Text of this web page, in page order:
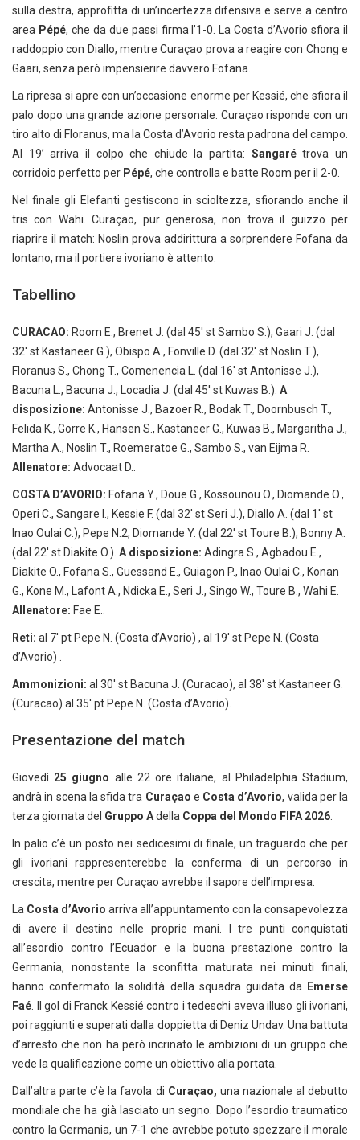
sulla destra, approfitta di un’incertezza difensiva e serve a centro
area Pépé, che da due passi firma l’1-0. La Costa d’Avorio sfiora il
raddoppio con Diallo, mentre Curaçao prova a reagire con Chong e
Gaari, senza però impensierire davvero Fofana.
La ripresa si apre con un’occasione enorme per Kessié, che sfiora il
palo dopo una grande azione personale. Curaçao risponde con un
tiro alto di Floranus, ma la Costa d’Avorio resta padrona del campo.
Al 19’ arriva il colpo che chiude la partita: Sangarétrova un
corridoio perfetto per Pépé, che controlla e batte Room per il 2-0.
Nel finale gli Elefanti gestiscono in scioltezza, sfiorando anche il
tris con Wahi. Curaçao, pur generosa, non trova il guizzo per
riaprire il match: Noslin prova addirittura a sorprendere Fofana da
lontano, ma il portiere ivoriano è attento.
Tabellino
CURACAO: Room E., Brenet J. (dal 45′ st Sambo S.), Gaari J. (dal
32′ st Kastaneer G.), Obispo A., Fonville D. (dal 32′ st Noslin T.),
Floranus S., Chong T., Comenencia L. (dal 16′ st Antonisse J.),
Bacuna L., Bacuna J., Locadia J. (dal 45′ st Kuwas B.). A
disposizione: Antonisse J., Bazoer R., Bodak T., Doornbusch T.,
Felida K., Gorre K., Hansen S., Kastaneer G., Kuwas B., Margaritha J.,
Martha A., Noslin T., Roemeratoe G., Sambo S., van Eijma R.
Allenatore: Advocaat D..
COSTA D’AVORIO: Fofana Y., Doue G., Kossounou O., Diomande O.,
Operi C., Sangare I., Kessie F. (dal 32′ st Seri J.), Diallo A. (dal 1′ st
Inao Oulai C.), Pepe N.2, Diomande Y. (dal 22′ st Toure B.), Bonny A.
(dal 22′ st Diakite O.). A disposizione: Adingra S., Agbadou E.,
Diakite O., Fofana S., Guessand E., Guiagon P., Inao Oulai C., Konan
G., Kone M., Lafont A., Ndicka E., Seri J., Singo W., Toure B., Wahi E.
Allenatore: Fae E..
Reti: al 7′ pt Pepe N. (Costa d’Avorio) , al 19′ st Pepe N. (Costa
d’Avorio) .
Ammonizioni: al 30′ st Bacuna J. (Curacao), al 38′ st Kastaneer G.
(Curacao) al 35′ pt Pepe N. (Costa d’Avorio).
Presentazione del match
Giovedì 25 giugno alle 22 ore italiane, al Philadelphia Stadium,
andrà in scena la sfida tra Curaçao e Costa d’Avorio, valida per la
terza giornata del Gruppo Adella Coppa del Mondo FIFA 2026
In palio c’è un posto nei sedicesimi di finale, un traguardo che per
gli ivoriani rappresenterebbe la conferma di un percorso in
crescita, mentre per Curaçao avrebbe il sapore dell’impresa.
La Costa d’Avorio arriva all’appuntamento con la consapevolezza
di avere il destino nelle proprie mani. I tre punti conquistati
all’esordio contro l’Ecuador e la buona prestazione contro la
Germania, nonostante la sconfitta maturata nei minuti finali,
hanno confermato la solidità della squadra guidata da
Emerse
Faé . Il gol di Franck Kessié contro i tedeschi aveva illuso gli ivoriani,
poi raggiunti e superati dalla doppietta di Deniz Undav. Una battuta
d’arresto che non ha però incrinato le ambizioni di un gruppo che
vede la qualificazione come un obiettivo alla portata.
Dall’altra parte c’è la favola di Curaçao, una nazionale al debutto
mondiale che ha già lasciato un segno. Dopo l’esordio traumatico
contro la Germania, un 7-1 che avrebbe potuto spezzare il morale